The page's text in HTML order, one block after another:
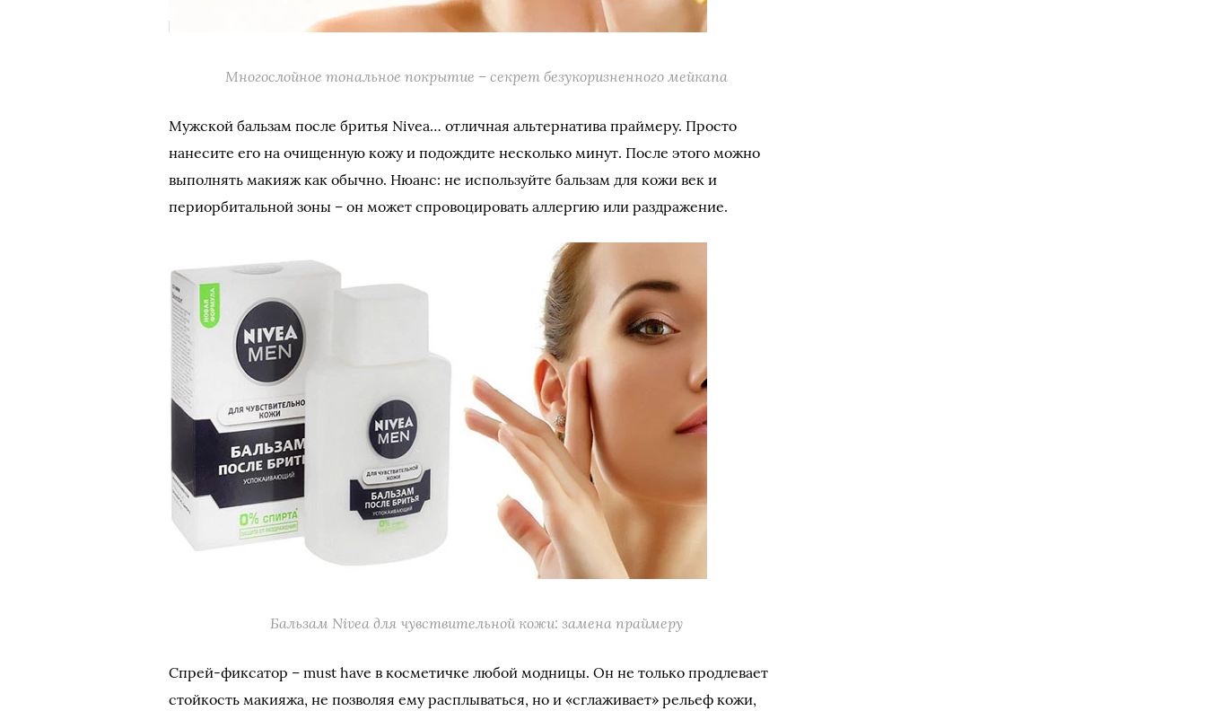
Многослойное тональное покрытие – секрет безукоризненного мейкапа
Мужской бальзам после бритья Nivea… отличная альтернатива праймеру. Просто
нанесите его на очищенную кожу и подождите несколько минут. После этого можно
выполнять макияж как обычно. Нюанс: не используйте бальзам для кожи век и
периорбитальной зоны – он может спровоцировать аллергию или раздражение.
Бальзам Nivea для чувствительной кожи: замена праймеру
Спрей-фиксатор – must have в косметичке любой модницы. Он не только продлевает
стойкость макияжа, не позволяя ему расплываться, но и «сглаживает» рельеф кожи,